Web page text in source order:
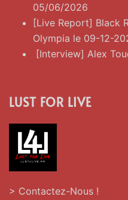
05/06/2026
[Live Report] Black
Olympia le 09-12-
[Interview] Alex
LUST FOR LIVE
> Contactez-Nous !